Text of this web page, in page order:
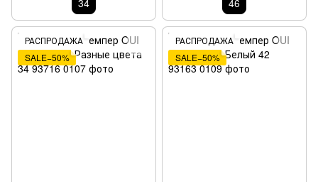
РАСПРОДАЖА
SALE−50%
РАСПРОДАЖА
SALE−50%